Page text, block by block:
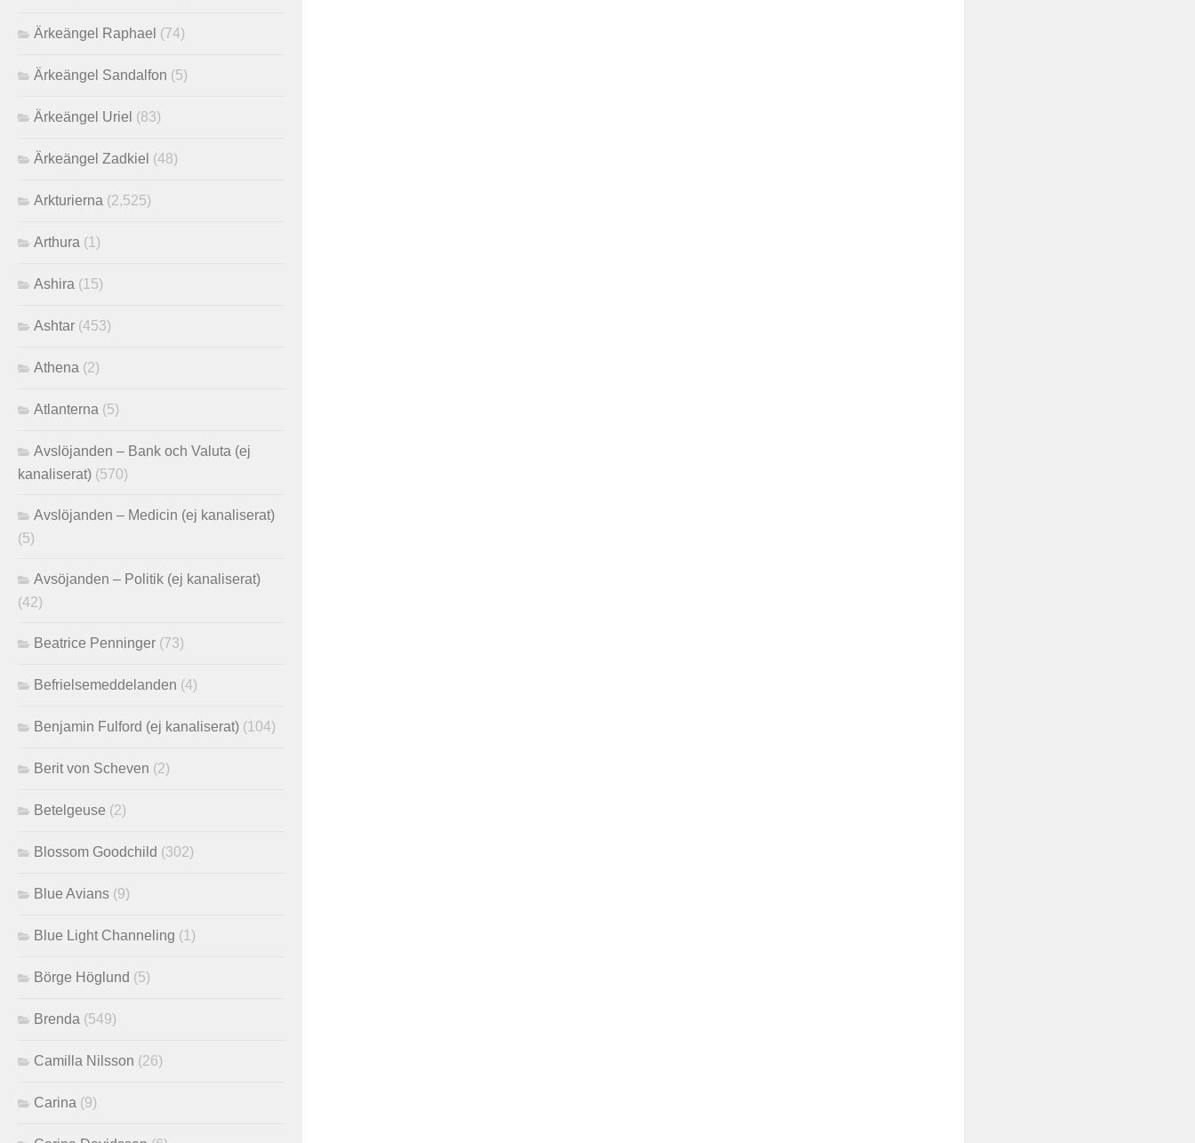
Ärkeängel Raphael (74)
Ärkeängel Sandalfon (5)
Ärkeängel Uriel (83)
Ärkeängel Zadkiel (48)
Arkturierna (2,525)
Arthura (1)
Ashira (15)
Ashtar (453)
Athena (2)
Atlanterna (5)
Avslöjanden – Bank och Valuta (ej
kanaliserat) (570)
Avslöjanden – Medicin (ej kanaliserat)
(5)
Avsöjanden – Politik (ej kanaliserat)
(42)
Beatrice Penninger (73)
Befrielsemeddelanden (4)
Benjamin Fulford (ej kanaliserat) (104)
Berit von Scheven (2)
Betelgeuse (2)
Blossom Goodchild (302)
Blue Avians (9)
Blue Light Channeling (1)
Börge Höglund (5)
Brenda (549)
Camilla Nilsson (26)
Carina (9)